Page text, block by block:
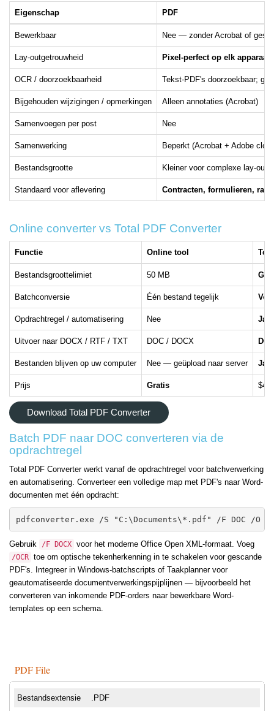
Eigenschap PDF
Bewerkbaar Nee — zonder Acrobat of
Lay-outgetrouwheid Pixel-perfect op elk apparaat
OCR / doorzoekbaarheid Tekst-PDF's doorzoekbaar;
Bijgehouden wijzigingen / opmerkingen Alleen annotaties (Acrobat)
Samenvoegen per post Nee
Samenwerking Beperkt (Acrobat + Adobe
Bestandsgrootte Kleiner voor complexe lay-outs
Standaard voor aflevering Contracten, formulieren,
Online converter vs Total PDF Converter
Functie Online tool
Bestandsgroottelimiet 50 MB
Batchconversie Één bestand tegelijk
Opdrachtregel / automatisering Nee Ja
Uitvoer naar DOCX / RTF / TXT DOC / DOCX
Bestanden blijven op uw computer Nee — geüpload naar server Ja
Prijs Gratis
Download Total PDF Converter
Batch PDF naar DOC converteren via de
opdrachtregel
Total PDF Converter werkt vanaf de opdrachtregel voor batchverwerking
en automatisering. Converteer een volledige map met PDF's naar Word-
documenten met één opdracht:
pdfconverter.exe /S "C:\Documents\*.pdf" /F DOC /O
Gebruik /F DOCX voor het moderne Office Open XML-formaat. Voeg
/OCR toe om optische tekenherkenning in te schakelen voor gescande
PDF's. Integreer in Windows-batchscripts of Taakplanner voor
geautomatiseerde documentverwerkingspijplijnen — bijvoorbeeld het
converteren van inkomende PDF-orders naar bewerkbare Word-
templates op een schema.
PDF File
Bestandsextensie .PDF